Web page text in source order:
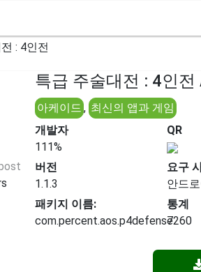
: 4인전
특급 주술대전 : 4인
아케이드, 최신의 앱과 게임
개발자
111%
QR
버전
1.1.3
요구
안드
패키지 이름:
com.percent.aos.p4defense
통계
7260